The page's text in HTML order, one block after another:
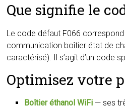
Que signifie le
Le code défaut F066
communication boîtier état de
caractérisé). Il s’agit d’un code
Optimisez votre
Boîtier éthanol WiFi — ses